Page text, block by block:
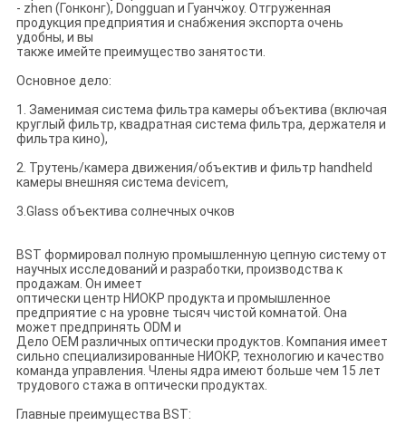
- zhen (Гонконг), Dongguan и Гуанчжоу. Отгруженная
продукция предприятия и снабжения экспорта очень
удобны, и вы
также имейте преимущество занятости.
Основное дело:
1. Заменимая система фильтра камеры объектива (включая
круглый фильтр, квадратная система фильтра, держателя и
фильтра кино),
2. Трутень/камера движения/объектив и фильтр handheld
камеры внешняя система devicem,
3.Glass объектива солнечных очков
BST формировал полную промышленную цепную систему от
научных исследований и разработки, производства к
продажам. Он имеет
оптически центр НИОКР продукта и промышленное
предприятие с на уровне тысяч чистой комнатой. Она
может предпринять ODM и
Дело OEM различных оптически продуктов. Компания имеет
сильно специализированные НИОКР, технологию и качество
команда управления. Члены ядра имеют больше чем 15 лет
трудового стажа в оптически продуктах.
Главные преимущества BST: